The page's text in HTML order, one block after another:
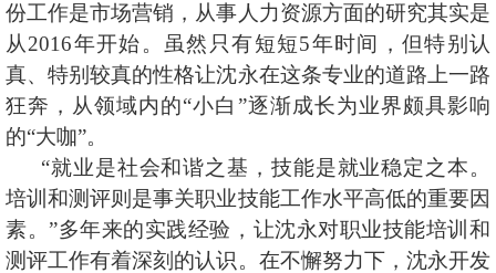
份工作是市场营销，从事人力资源方面的研究其实是
从2016年开始。虽然只有短短5年时间，但特别认
真、特别较真的性格让沈永在这条专业的道路上一路
狂奔，从领域内的“小白”逐渐成长为业界颇具影响
的“大咖”。
“就业是社会和谐之基，技能是就业稳定之本。
培训和测评则是事关职业技能工作水平高低的重要因
素。”多年来的实践经验，让沈永对职业技能培训和
测评工作有着深刻的认识。在不懈努力下，沈永开发